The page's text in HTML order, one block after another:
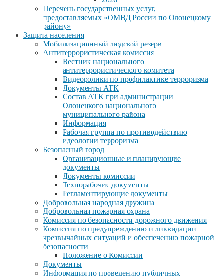
Перечень государственных услуг,
предоставляемых «ОМВД России по Олонецкому
району»
Защита населения
Мобилизационный людской резерв
Антитеррористическая комиссия
Вестник национального
антитеррористического комитета
Видеоролики по профилактике терроризма
Документы АТК
Состав АТК при администрации
Олонецкого национального
муниципального района
Информация
Рабочая группа по противодействию
идеологии терроризма
Безопасный город
Организационные и планирующие
документы
Документы комиссии
Технорабочие документы
Регламентирующие документы
Добровольная народная дружина
Добровольная пожарная охрана
Комиссия по безопасности дорожного движения
Комиссия по предупреждению и ликвидации
чрезвычайных ситуаций и обеспечению пожарной
безопасности
Положение о Комиссии
Документы
Информация по проведению публичных